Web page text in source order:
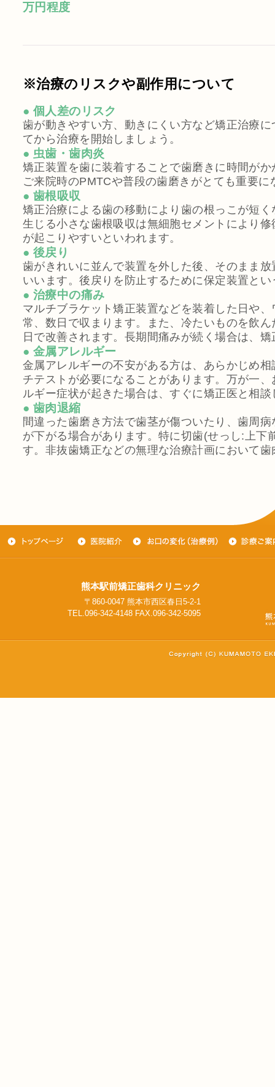
万円程度
※治療のリスクや副作用について
● 個人差のリスク
歯が動きやすい方、動きにくい方など矯正治療
てから治療を開始しましょう。
● 虫歯・歯肉炎
矯正装置を歯に装着することで歯磨きに時間が
ご来院時のPMTCや普段の歯磨きがとても重要に
● 歯根吸収
矯正治療による歯の移動により歯の根っこが短
生じる小さな歯根吸収は無細胞セメントにより
が起こりやすいといわれます。
● 後戻り
歯がきれいに並んで装置を外した後、そのまま
いいます。後戻りを防止するために保定装置と
● 治療中の痛み
マルチブラケット矯正装置などを装着した日や
常、数日で収まります。また、冷たいものを飲
日で改善されます。長期間痛みが続く場合は、
● 金属アレルギー
金属アレルギーの不安がある方は、あらかじめ
チテストが必要になることがあります。万が一
ルギー症状が起きた場合は、すぐに矯正医と相
● 歯肉退縮
間違った歯磨き方法で歯茎が傷ついたり、歯周
が下がる場合があります。特に切歯(せっし:上
す。非抜歯矯正などの無理な治療計画において
熊本駅前矯正歯科クリニック
〒860-0047 熊本市西区春日5-2-1
TEL.096-342-4148 FAX.096-342-5095